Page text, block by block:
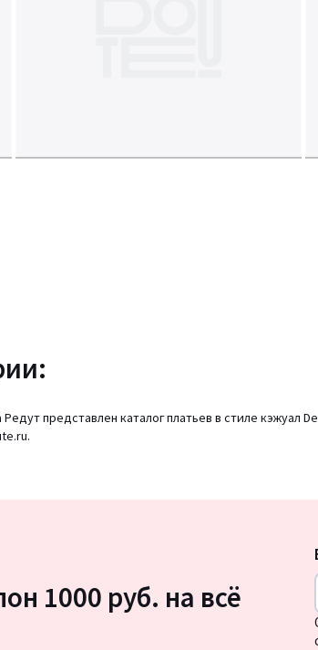
представлен каталог платьев в стиле
1000 руб. на всё